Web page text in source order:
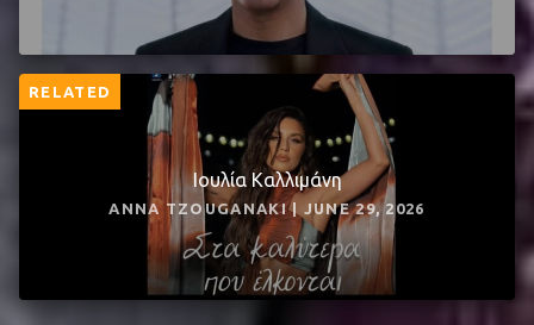
RELATED
Ιουλία Καλλιμάνη
ANNA TZOUGANAKI | JUNE 29, 2026